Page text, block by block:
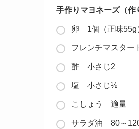
手作りマヨネーズ（作
卵 1個（正味55g
フレンチマスタ
酢 小さじ2
塩 小さじ½
こしょう 適量
サラダ油 80～